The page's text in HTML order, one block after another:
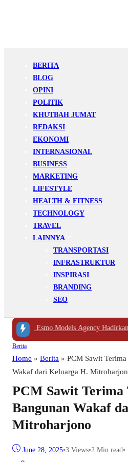
BERITA
BLOG
OPINI
POLITIK
KHUTBAH JUMAT
REDAKSI
EKONOMI
INTERNASIONAL
BUSINESS
MARKETING
LIFESTYLE
HEALTH & FITNESS
TECHNOLOGY
TRAVEL
LAINNYA
TRANSPORTASI
INFRASTRUKTUR
INSPIRASI
BRANDING
SEO
Models Agency Hadirkan Fashion Show
Berita
Home » Berita » PCM Sawit
Wakaf dari Keluarga H.
PCM Sawit Terima
Bangunan Wakaf
Mitroharjono
June 28, 2025•3 Views•2 Min read•